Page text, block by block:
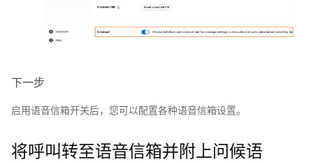
下一步
启用语音信箱开关后，您可以配置各种语音信箱设置。
将呼叫转至语音信箱并附上问候语